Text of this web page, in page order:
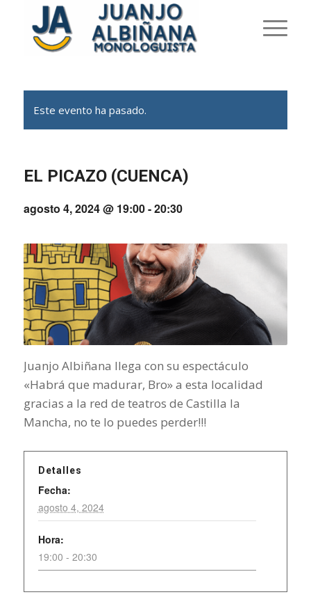
Este evento ha pasado.
EL PICAZO (CUENCA)
agosto 4, 2024 @ 19:00-20:30
Juanjo Albiñana llega con su espectáculo
«Habrá que madurar, Bro» a esta localidad
gracias a la red de teatros de Castilla la
Mancha, no te lo puedes perder!!!
Detalles
Fecha:
agosto 4, 2024
Hora:
19:00 - 20:30